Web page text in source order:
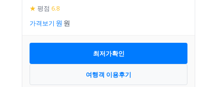
★ 평점 6.8
가격보기
최저가확인
여행객 이용후기